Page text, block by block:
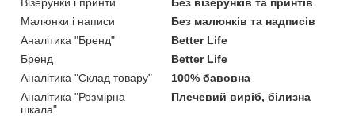
Малюнки і написи
Без малюнків та надписів
Аналітика "Бренд"
Better Life
Бренд
Better Life
Аналітика "Склад товару"
100% бавовна
Аналітика "Розмірна
шкала"
Плечевий виріб, білизна